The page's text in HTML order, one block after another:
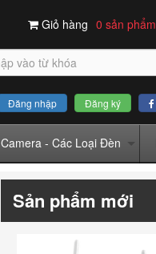
Giỏ hàng 0 sản phẩm
Đăng nhập Đăng ký
Camera - Các Loại Đèn
Sản phẩm mới